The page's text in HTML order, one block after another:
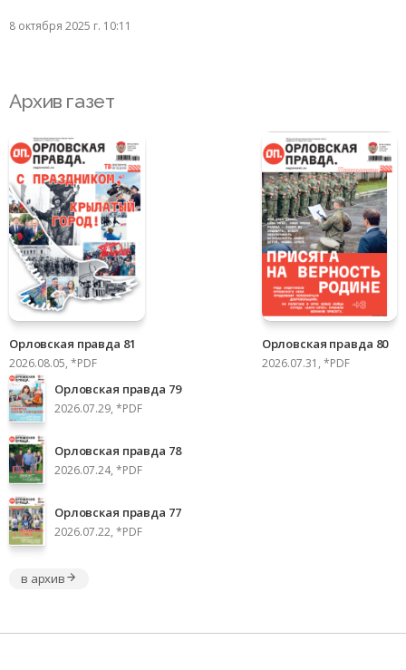
8 октября 2025 г. 10:11
Архив газет
Орловская правда 81
2026.08.05, *PDF
Орловская правда 80
2026.07.31, *PDF
Орловская правда 79
2026.07.29, *PDF
Орловская правда 78
2026.07.24, *PDF
Орловская правда 77
2026.07.22, *PDF
в архив